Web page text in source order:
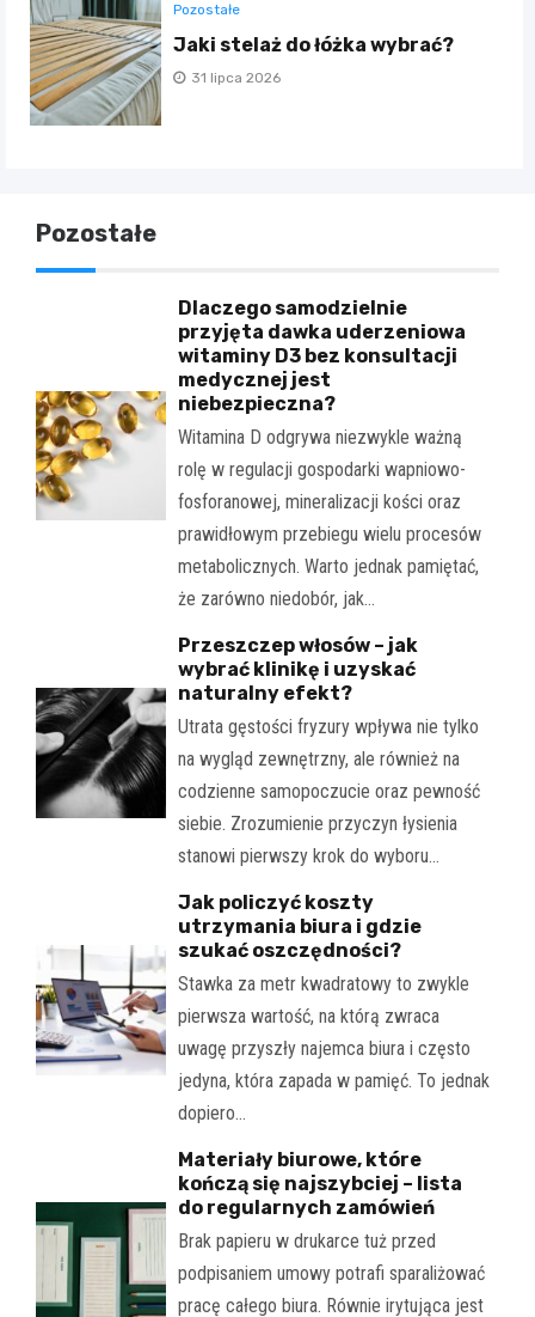
Pozostałe
Jaki stelaż do łóżka wybrać?
31 lipca 2026
Pozostałe
Dlaczego samodzielnie
przyjęta dawka uderzeniowa
witaminy D3 bez konsultacji
medycznej jest
niebezpieczna?
Witamina D odgrywa niezwykle ważną
rolę w regulacji gospodarki wapniowo-
fosforanowej, mineralizacji kości oraz
prawidłowym przebiegu wielu procesów
metabolicznych. Warto jednak pamiętać,
że zarówno niedobór, jak…
Przeszczep włosów – jak
wybrać klinikę i uzyskać
naturalny efekt?
Utrata gęstości fryzury wpływa nie tylko
na wygląd zewnętrzny, ale również na
codzienne samopoczucie oraz pewność
siebie. Zrozumienie przyczyn łysienia
stanowi pierwszy krok do wyboru…
Jak policzyć koszty
utrzymania biura i gdzie
szukać oszczędności?
Stawka za metr kwadratowy to zwykle
pierwsza wartość, na którą zwraca
uwagę przyszły najemca biura i często
jedyna, która zapada w pamięć. To jednak
dopiero…
Materiały biurowe, które
kończą się najszybciej – lista
do regularnych zamówień
Brak papieru w drukarce tuż przed
podpisaniem umowy potrafi sparaliżować
pracę całego biura. Równie irytująca jest